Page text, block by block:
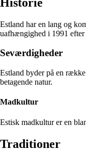
Estland har en lang og
uafhængighed i 1991
Seværdigheder
Estland byder på en
betagende natur.
Madkultur
Estisk madkultur er en
Traditioner